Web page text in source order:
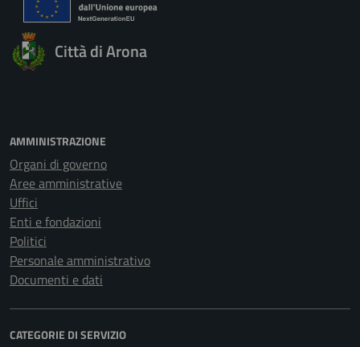
Città di Arona
AMMINISTRAZIONE
Organi di governo
Aree amministrative
Uffici
Enti e fondazioni
Politici
Personale amministrativo
Documenti e dati
CATEGORIE DI SERVIZIO